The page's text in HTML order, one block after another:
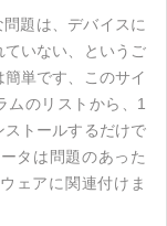
題は、デバイスに
いない、というご
単です、このサイ
ムのリストから、1
トールするだけで
タは問題のあった
ェアに関連付けま